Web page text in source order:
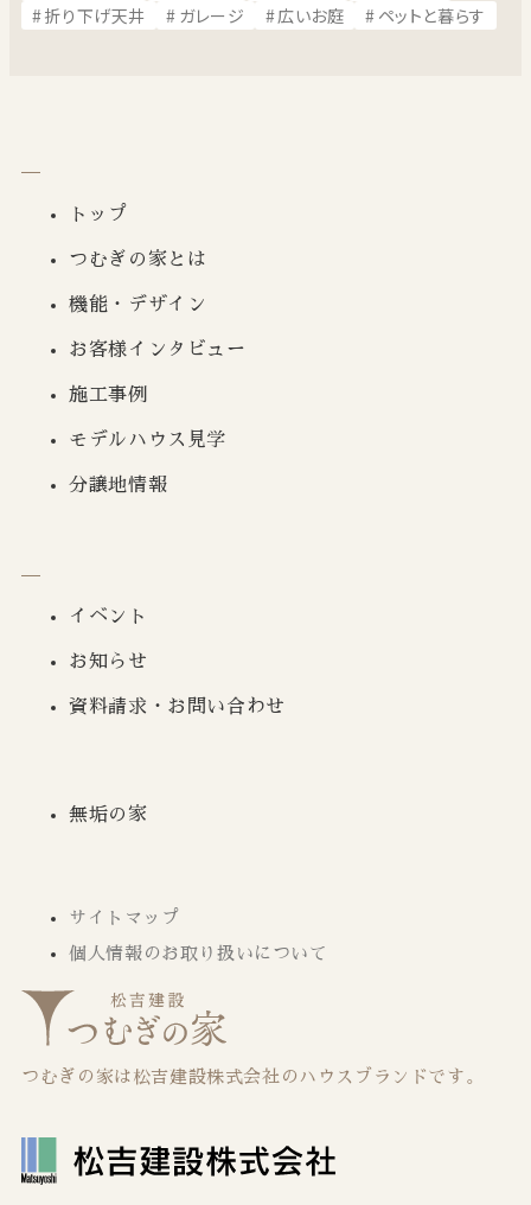
折り下げ天井
ガレージ 広いお庭 ペットと暮らす
トップ
つむぎの家とは
機能・デザイン
お客様インタビュー
施工事例
モデルハウス見学
分譲地情報
イベント
お知らせ
資料請求・お問い合わせ
無垢の家
サイトマップ
個人情報のお取り扱いについて
つむぎの家は松吉建設株式会社の ハウス ブランドです。